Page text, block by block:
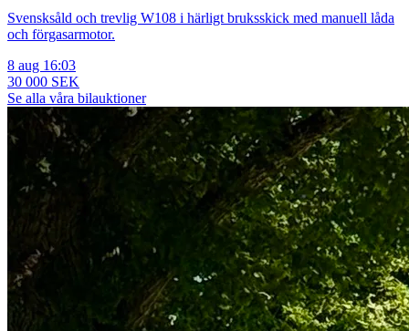
Svensksåld och trevlig W108 i härligt bruksskick med manuell låda
och förgasarmotor.
8 aug 16:03
30 000 SEK
Se alla våra bilauktioner